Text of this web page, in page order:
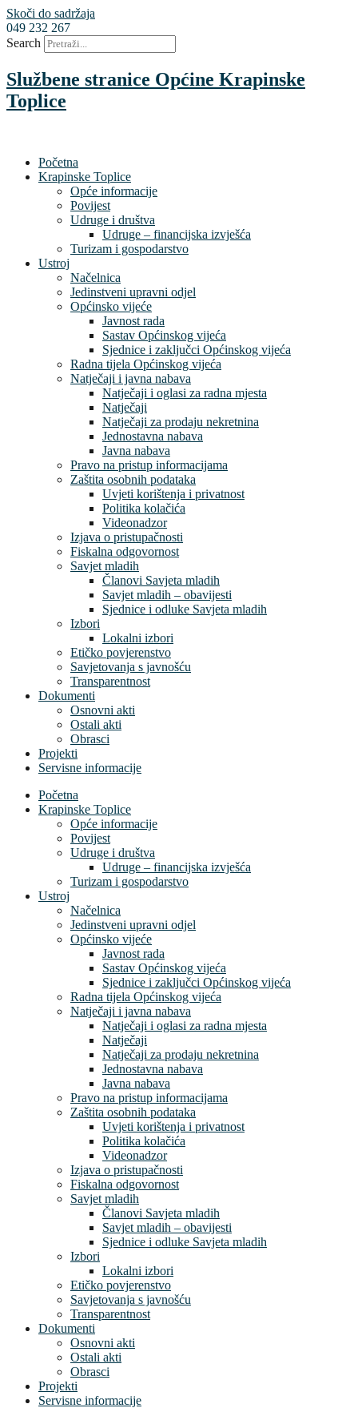
Skoči do sadržaja
049 232 267
Search
Službene stranice Općine Krapinske
Toplice
Početna
Krapinske Toplice
Opće informacije
Povijest
Udruge i društva
Udruge – financijska izvješća
Turizam i gospodarstvo
Ustroj
Načelnica
Jedinstveni upravni odjel
Općinsko vijeće
Javnost rada
Sastav Općinskog vijeća
Sjednice i zaključci Općinskog vijeća
Radna tijela Općinskog vijeća
Natječaji i javna nabava
Natječaji i oglasi za radna mjesta
Natječaji
Natječaji za prodaju nekretnina
Jednostavna nabava
Javna nabava
Pravo na pristup informacijama
Zaštita osobnih podataka
Uvjeti korištenja i privatnost
Politika kolačića
Videonadzor
Izjava o pristupačnosti
Fiskalna odgovornost
Savjet mladih
Članovi Savjeta mladih
Savjet mladih – obavijesti
Sjednice i odluke Savjeta mladih
Izbori
Lokalni izbori
Etičko povjerenstvo
Savjetovanja s javnošću
Transparentnost
Dokumenti
Osnovni akti
Ostali akti
Obrasci
Projekti
Servisne informacije
Početna
Krapinske Toplice
Opće informacije
Povijest
Udruge i društva
Udruge – financijska izvješća
Turizam i gospodarstvo
Ustroj
Načelnica
Jedinstveni upravni odjel
Općinsko vijeće
Javnost rada
Sastav Općinskog vijeća
Sjednice i zaključci Općinskog vijeća
Radna tijela Općinskog vijeća
Natječaji i javna nabava
Natječaji i oglasi za radna mjesta
Natječaji
Natječaji za prodaju nekretnina
Jednostavna nabava
Javna nabava
Pravo na pristup informacijama
Zaštita osobnih podataka
Uvjeti korištenja i privatnost
Politika kolačića
Videonadzor
Izjava o pristupačnosti
Fiskalna odgovornost
Savjet mladih
Članovi Savjeta mladih
Savjet mladih – obavijesti
Sjednice i odluke Savjeta mladih
Izbori
Lokalni izbori
Etičko povjerenstvo
Savjetovanja s javnošću
Transparentnost
Dokumenti
Osnovni akti
Ostali akti
Obrasci
Projekti
Servisne informacije